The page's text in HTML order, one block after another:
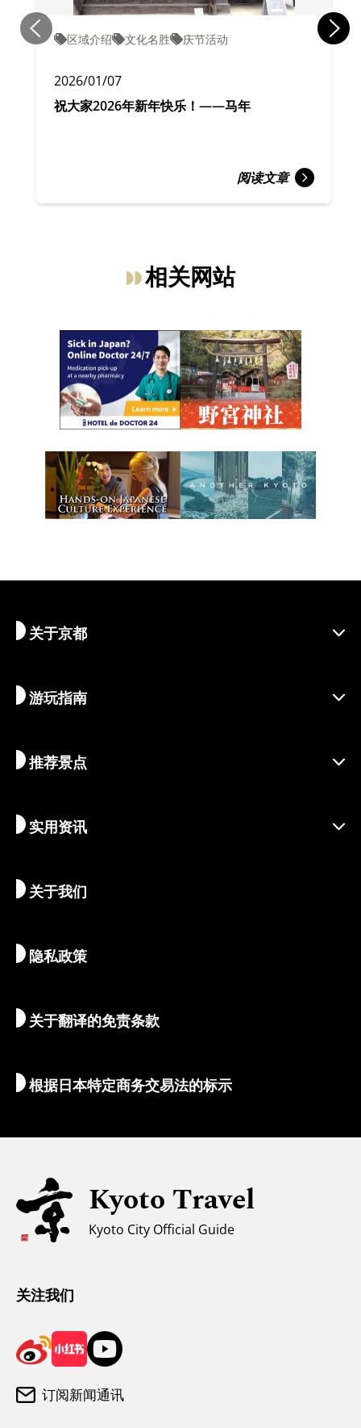
区域介绍 文化名胜 庆节活动
2026/01/07
祝大家2026年新年快乐！——马年
阅读文章
相关网站
关于京都
探寻京都
季节资讯
可持续旅游
游玩指南
旅行灵感
体验活动
艺术与文化
清晨与夜间观光
住宿推荐
推荐景点
目的地
推荐行程
实用资讯
畅游京都
地图和工具
翻译导游
外币兑换/税金
无障碍旅游
穆斯林友好环境
气候和服装
关于我们
隐私政策
关于翻译的免责条款
根据日本特定商务交易法的标示
Kyoto Travel
Kyoto City Official Guide
关注我们
订阅新闻通讯